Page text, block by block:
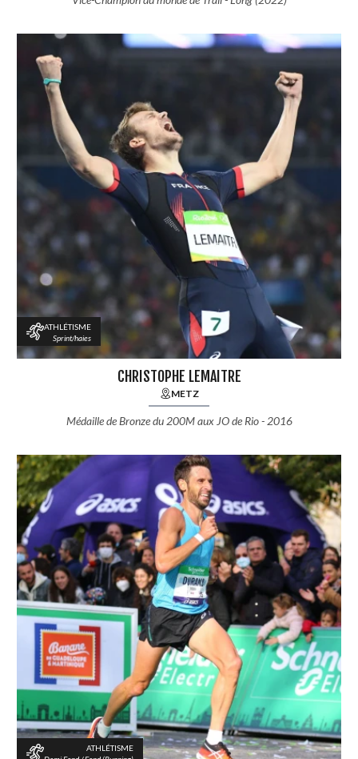
ATHLÉTISME
Sprint/haies
CHRISTOPHE LEMAITRE
METZ
Médaille de Bronze du 200M aux JO de Rio - 2016
ATHLÉTISME